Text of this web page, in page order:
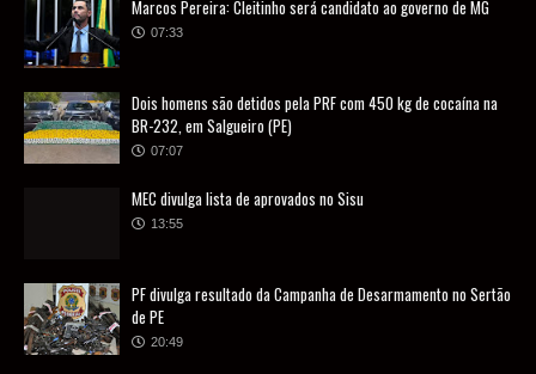
Marcos Pereira: Cleitinho será candidato ao governo de MG
07:33
Dois homens são detidos pela PRF com 450 kg de cocaína na
BR-232, em Salgueiro (PE)
07:07
MEC divulga lista de aprovados no Sisu
13:55
PF divulga resultado da Campanha de Desarmamento no Sertão
de PE
20:49